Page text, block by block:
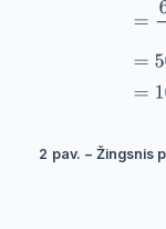
2 pav. – Žingsnis